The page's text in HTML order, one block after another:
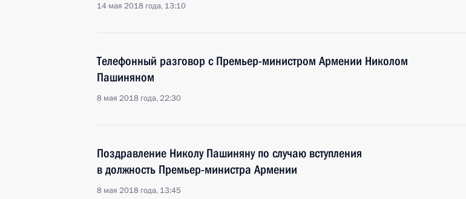
14 мая 2018 года, 13:10
Телефонный разговор с Премьер-министром Армении Николом
Пашиняном
8 мая 2018 года, 22:30
Поздравление Николу Пашиняну по случаю вступления
в должность Премьер-министра Армении
8 мая 2018 года, 13:45